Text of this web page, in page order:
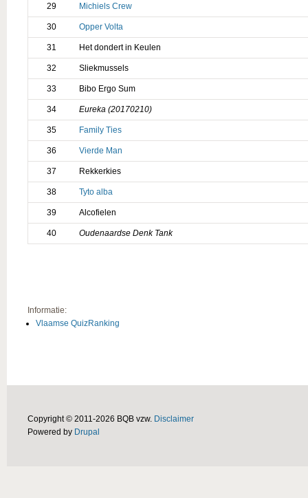
29 Michiels Crew
30 Opper Volta
31 Het dondert in Keulen
32 Sliekmussels
33 Bibo Ergo Sum
34 Eureka (20170210)
35 Family Ties
36 Vierde Man
37 Rekkerkies
38 Tyto alba
39 Alcofielen
40 Oudenaardse Denk Tank
Informatie:
Vlaamse QuizRanking
Copyright © 2011-2026 BQB vzw. Disclaimer
Powered by Drupal